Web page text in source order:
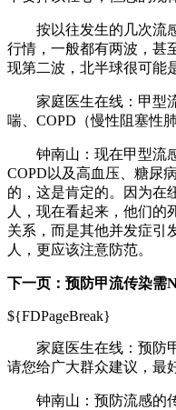
按以往发生的几次流感
行情，一般都有两波，甚
现第二波，北半球很可能
家庭医生在线： 甲型
喘、COPD（慢性阻塞性
钟南山：现在甲型流感
COPD以及高血压、糖尿
的，这是肯定的。因为在
人，现在看起来，他们的
关系，而是其他并发症引
人，更应该注意防范。
下一页：预防甲流传染需
${FDPageBreak}
家庭医生在线： 预防
请您给广大群众建议，最
钟南山：预防流感的传